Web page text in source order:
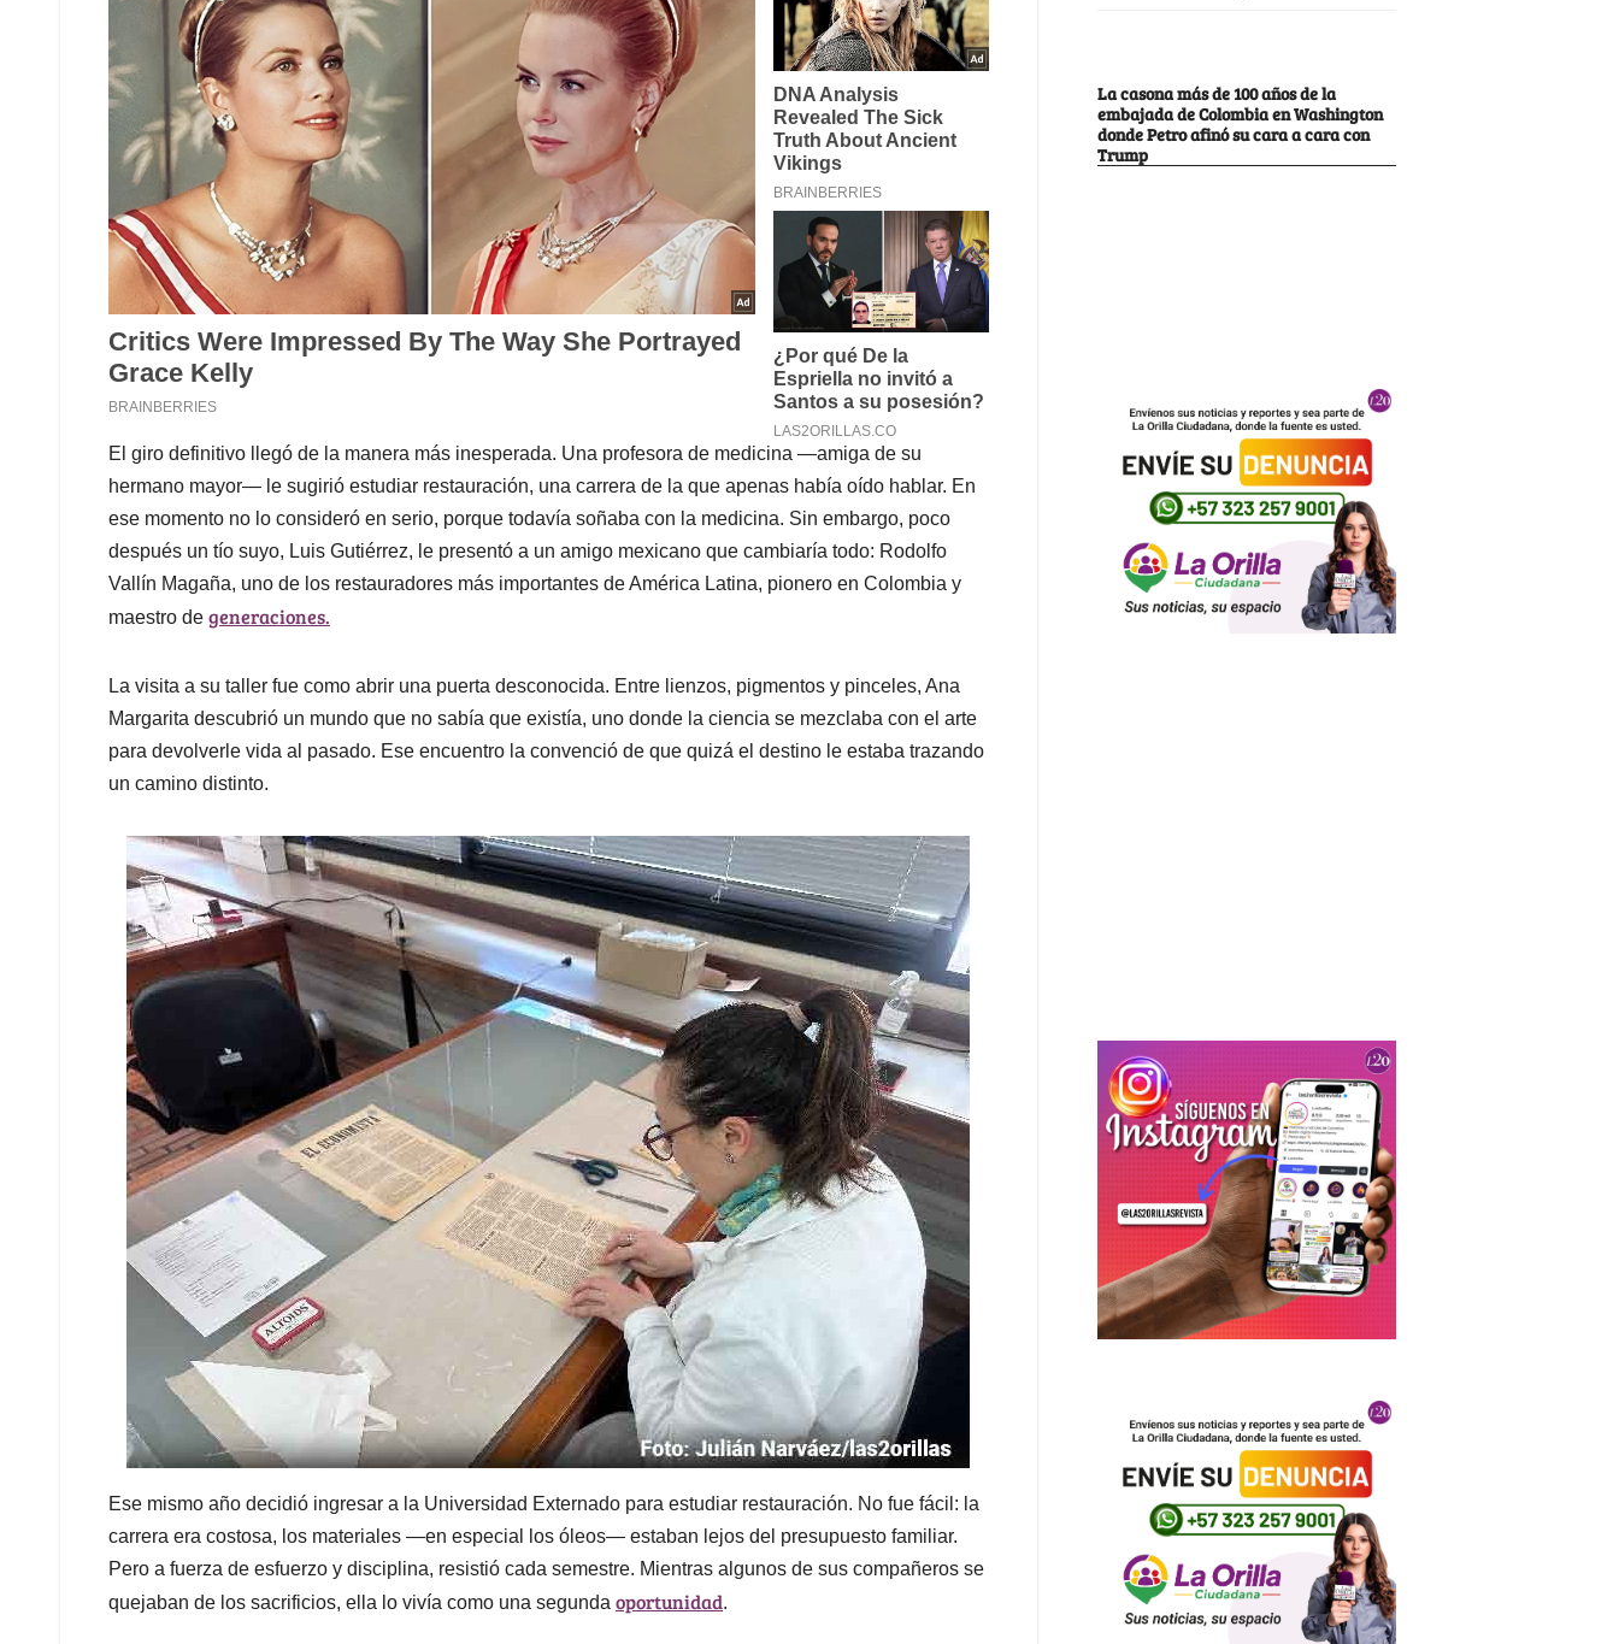
El giro definitivo llegó de la manera más inesperada. Una profesora de medicina —amiga de su
hermano mayor— le sugirió estudiar restauración, una carrera de la que apenas había oído hablar. En
ese momento no lo consideró en serio, porque todavía soñaba con la medicina. Sin embargo, poco
después un tío suyo, Luis Gutiérrez, le presentó a un amigo mexicano que cambiaría todo: Rodolfo
Vallín Magaña, uno de los restauradores más importantes de América Latina, pionero en Colombia y
maestro de generaciones.
La visita a su taller fue como abrir una puerta desconocida. Entre lienzos, pigmentos y pinceles, Ana
Margarita descubrió un mundo que no sabía que existía, uno donde la ciencia se mezclaba con el arte
para devolverle vida al pasado. Ese encuentro la convenció de que quizá el destino le estaba trazando
un camino distinto.
Ese mismo año decidió ingresar a la Universidad Externado para estudiar restauración. No fue fácil: la
carrera era costosa, los materiales —en especial los óleos— estaban lejos del presupuesto familiar.
Pero a fuerza de esfuerzo y disciplina, resistió cada semestre. Mientras algunos de sus compañeros se
quejaban de los sacrificios, ella lo vivía como una segunda oportunidad.
La casona más de 100 años de la
embajada de Colombia en Washington
donde Petro afinó su cara a cara con
Trump